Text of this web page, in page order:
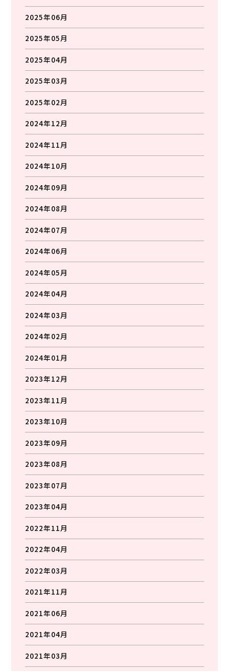
2025年06月
2025年05月
2025年04月
2025年03月
2025年02月
2024年12月
2024年11月
2024年10月
2024年09月
2024年08月
2024年07月
2024年06月
2024年05月
2024年04月
2024年03月
2024年02月
2024年01月
2023年12月
2023年11月
2023年10月
2023年09月
2023年08月
2023年07月
2023年04月
2022年11月
2022年04月
2022年03月
2021年11月
2021年06月
2021年04月
2021年03月